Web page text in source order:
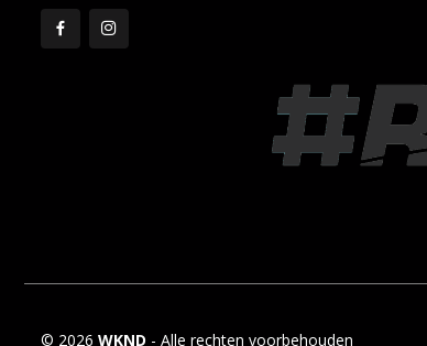
© 2026 WKND - Alle rechten voorbehouden